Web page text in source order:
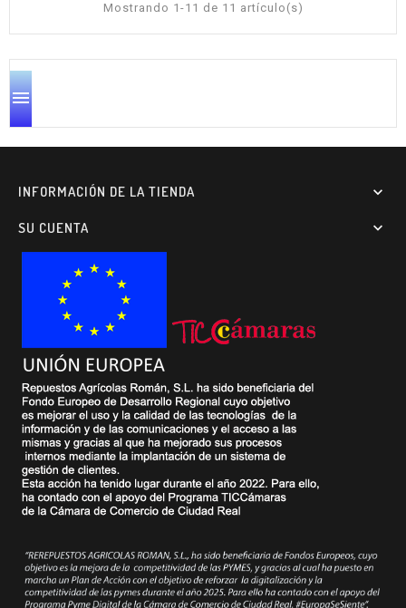
Mostrando 1-11 de 11 artículo(s)

INFORMACIÓN DE LA TIENDA 
SU CUENTA 